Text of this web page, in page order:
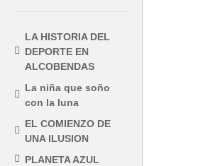
LA HISTORIA DEL
DEPORTE EN
ALCOBENDAS
La niña que soño
con la luna
EL COMIENZO DE
UNA ILUSION
PLANETA AZUL